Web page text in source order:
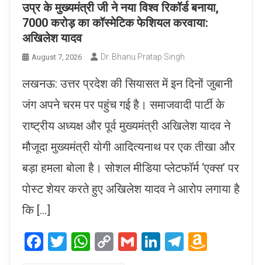
उप्र के मुख्यमंत्री जी ने नया विश्व रिकॉर्ड बनाया,
7000 करोड़ का कॉस्मेटिक फेशियल करवाया:
अखिलेश यादव
August 7, 2026 Dr. Bhanu Pratap Singh
लखनऊ: उत्तर प्रदेश की सियासत में इन दिनों जुबानी
जंग अपने चरम पर पहुंच गई है। समाजवादी पार्टी के
राष्ट्रीय अध्यक्ष और पूर्व मुख्यमंत्री अखिलेश यादव ने
मौजूदा मुख्यमंत्री योगी आदित्यनाथ पर एक तीखा और
बड़ा हमला बोला है। सोशल मीडिया प्लेटफॉर्म ‘एक्स’ पर
पोस्ट शेयर करते हुए अखिलेश यादव ने आरोप लगाया है
कि […]
Facebook
Twitter
WhatsApp
CopyGmailLinkedIn
Telegram